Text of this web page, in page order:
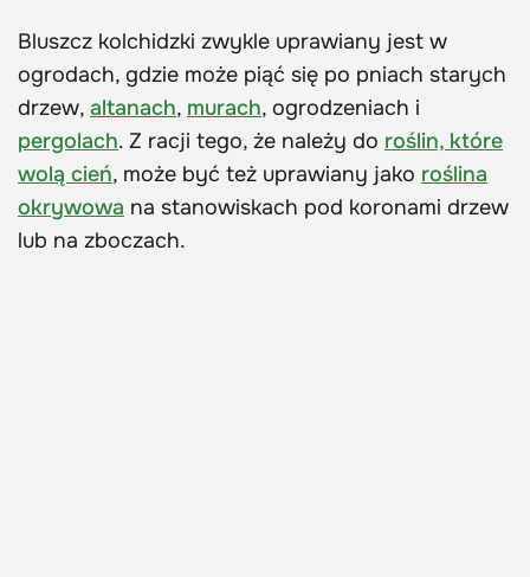
Bluszcz kolchidzki zwykle uprawiany jest w
ogrodach, gdzie może piąć się po pniach starych
drzew, altanach, murach, ogrodzeniach i
pergolach. Z racji tego, że należy do roślin, które
wolą cień, może być też uprawiany jako roślina
okrywowa na stanowiskach pod koronami drzew
lub na zboczach.